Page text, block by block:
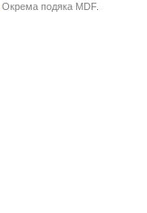
Окрема подяка MDF.